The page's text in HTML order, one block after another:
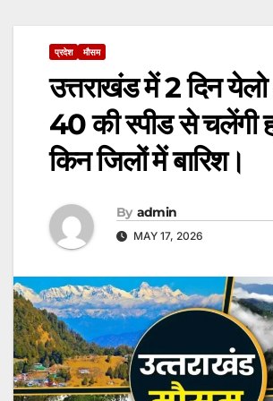
प्रदेश मौसम
उत्तराखंड में 2 दिन
40 की स्पीड से चलेंगी
किन जिलों में बारिश।
By admin
MAY 17, 2026